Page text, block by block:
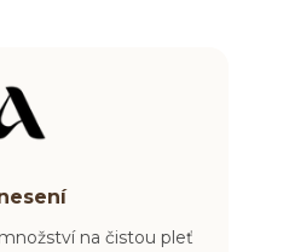
na čistou pleť